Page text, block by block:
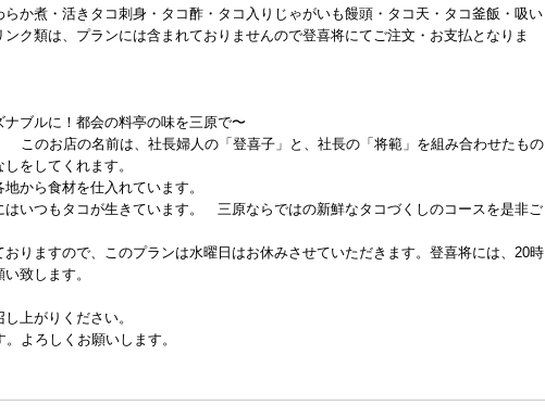
か煮・活きタコ刺身・タコ酢・タコ入りじゃがいも饅頭・タコ天・タコ釜飯・吸い
ク類は、プランには含まれておりませんので登喜将にてご注文・お支払となりま
ブルに！都会の料亭の味を三原で〜
このお店の名前は、社長婦人の「登喜子」と、社長の「将範」を組み合わせたもの
をしてくれます。
から食材を仕入れています。
いつもタコが生きています。 三原ならではの新鮮なタコづくしのコースを是非ご
りますので、このプランは水曜日はお休みさせていただきます。登喜将には、20時
致します。
上がりください。
よろしくお願いします。